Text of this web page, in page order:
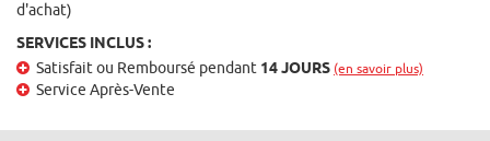
d'achat)
SERVICES INCLUS :
Satisfait ou Remboursé pendant 14 JOURS (en savoir plus)
Service Après-Vente